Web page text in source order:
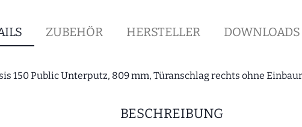
ZUBEHÖR HERSTELLER DOWNLOADS
150 Public Unterputz, 809 mm, Türanschlag rechts ohne
BESCHREIBUNG